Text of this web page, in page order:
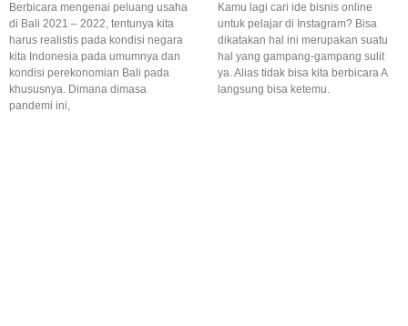
Berbicara mengenai peluang usaha
di Bali 2021 – 2022, tentunya kita
harus realistis pada kondisi negara
kita Indonesia pada umumnya dan
kondisi perekonomian Bali pada
khususnya. Dimana dimasa
pandemi ini,
Kamu lagi cari ide bisnis online
untuk pelajar di Instagram? Bisa
dikatakan hal ini merupakan suatu
hal yang gampang-gampang sulit
ya. Alias tidak bisa kita berbicara A
langsung bisa ketemu.